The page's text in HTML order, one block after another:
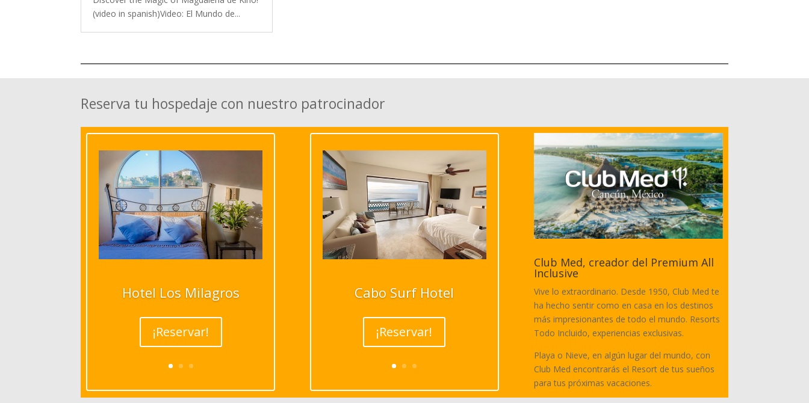
(video in spanish)Video: El Mundo de...
Reserva tu hospedaje con nuestro patrocinador
Hotel Los Milagros
¡Reservar!
Cabo Surf Hotel
¡Reservar!
Club Med, creador del Premium All
Inclusive
Vive lo extraordinario. Desde 1950, Club Med te
ha hecho sentir como en casa en los destinos
más impresionantes de todo el mundo. Resorts
Todo Incluido, experiencias exclusivas.
Playa o Nieve, en algún lugar del mundo, con
Club Med encontrarás el Resort de tus sueños
para tus próximas vacaciones.